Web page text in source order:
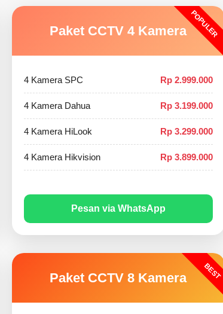
POPULER
Paket CCTV 4 Kamera
4 Kamera SPC Rp 2.999.000
4 Kamera Dahua Rp 3.199.000
4 Kamera HiLook Rp 3.299.000
4 Kamera Hikvision Rp 3.899.000
Pesan via WhatsApp
BEST
Paket CCTV 8 Kamera